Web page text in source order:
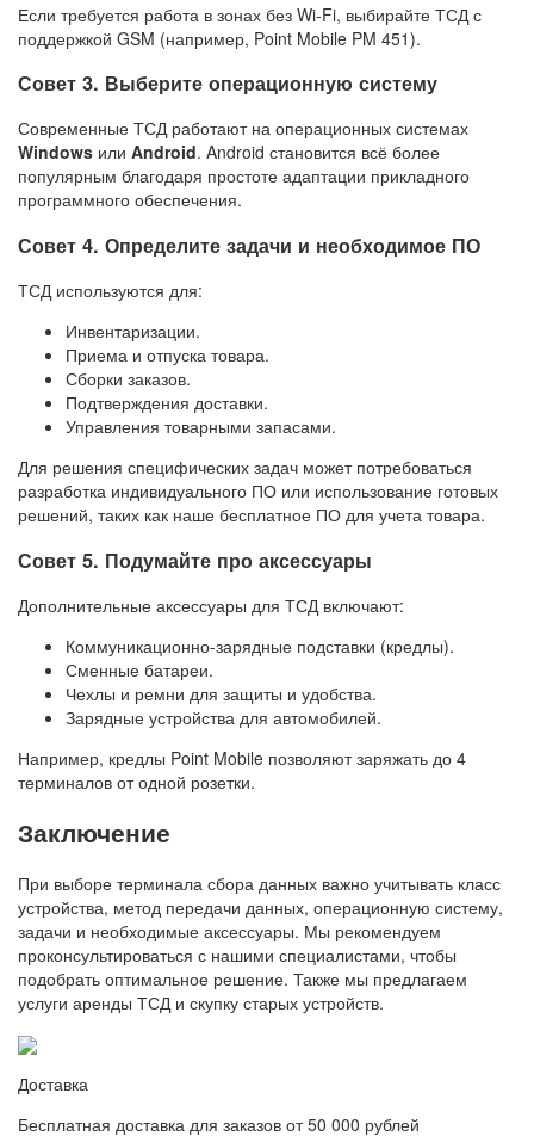
Если требуется работа в зонах без Wi-Fi, выбирайте ТСД с
поддержкой GSM (например, Point Mobile PM 451).
Совет 3. Выберите операционную систему
Современные ТСД работают на операционных системах
Windows или Android. Android становится всё более
популярным благодаря простоте адаптации прикладного
программного обеспечения.
Совет 4. Определите задачи и необходимое ПО
ТСД используются для:
Инвентаризации.
Приема и отпуска товара.
Сборки заказов.
Подтверждения доставки.
Управления товарными запасами.
Для решения специфических задач может потребоваться
разработка индивидуального ПО или использование готовых
решений, таких как наше бесплатное ПО для учета товара.
Совет 5. Подумайте про аксессуары
Дополнительные аксессуары для ТСД включают:
Коммуникационно-зарядные подставки (кредлы).
Сменные батареи.
Чехлы и ремни для защиты и удобства.
Зарядные устройства для автомобилей.
Например, кредлы Point Mobile позволяют заряжать до 4
терминалов от одной розетки.
Заключение
При выборе терминала сбора данных важно учитывать класс
устройства, метод передачи данных, операционную систему,
задачи и необходимые аксессуары. Мы рекомендуем
проконсультироваться с нашими специалистами, чтобы
подобрать оптимальное решение. Также мы предлагаем
услуги аренды ТСД и скупку старых устройств.
Доставка
Бесплатная доставка для заказов от 50 000 рублей